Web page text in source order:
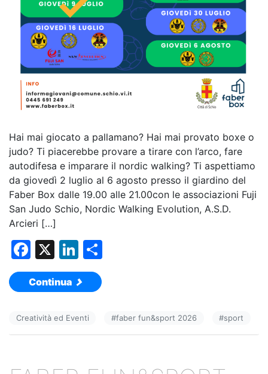
Hai mai giocato a pallamano? Hai mai provato boxe o
judo? Ti piacerebbe provare a tirare con l’arco, fare
autodifesa e imparare il nordic walking? Ti aspettiamo
da giovedì 2 luglio al 6 agosto presso il giardino del
Faber Box dalle 19.00 alle 21.00con le associazioni Fuji
San Judo Schio, Nordic Walking Evolution, A.S.D.
Arcieri […]
F
a
c
b
o
X
Li
n
k
dI
vi
Continua
Creatività ed Eventi #faber fun&sport 2026 #sport